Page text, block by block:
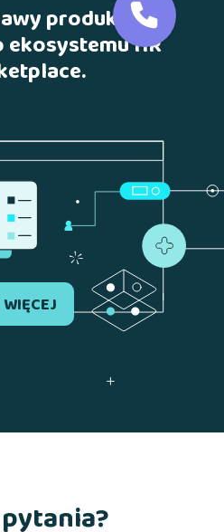
produkt?
ekosystemu HR